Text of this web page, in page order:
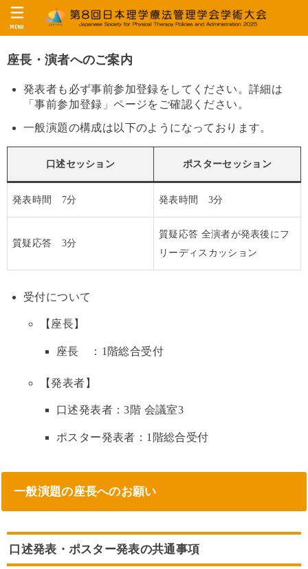
MENU
座長・演者へのご案内
発表者も必ず事前参加登録をしてください。詳細は
「事前参加登録」ページをご確認ください。
一般演題の構成は以下のようになっております。
口述セッション ポスターセッション
発表時間 7分 発表時間 3分
質疑応答 3分
質疑応答 全演者が発表後にフ
リーディスカッション
受付について
【座長】
座長 ：1階総合受付
【発表者】
口述発表者：3階 会議室3
ポスター発表者：1階総合受付
一般演題の座長へのお願い
口述発表・ポスター発表の共通事項